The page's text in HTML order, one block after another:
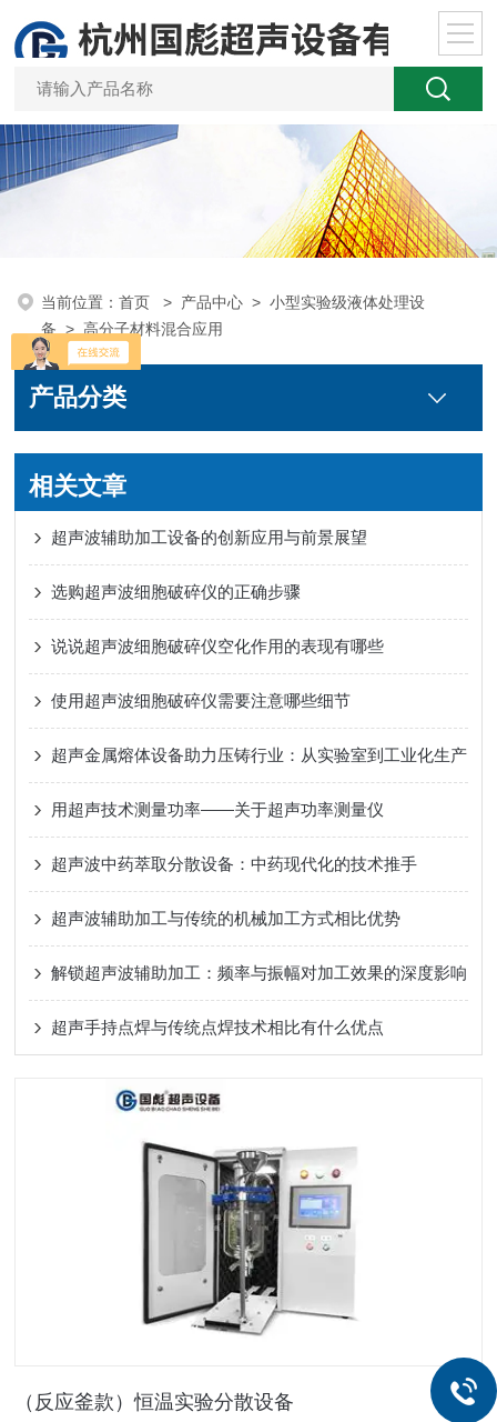
当前位置：首页 > 产品中心 >小型实验级液体处理设
备 >高分子材料混合应用
产品分类
相关文章
超声波辅助加工设备的创新应用与前景展望
选购超声波细胞破碎仪的正确步骤
说说超声波细胞破碎仪空化作用的表现有哪些
使用超声波细胞破碎仪需要注意哪些细节
超声金属熔体设备助力压铸行业：从实验室到工业化生产
用超声技术测量功率——关于超声功率测量仪
超声波中药萃取分散设备：中药现代化的技术推手
超声波辅助加工与传统的机械加工方式相比优势
解锁超声波辅助加工：频率与振幅对加工效果的深度影响
超声手持点焊与传统点焊技术相比有什么优点
（反应釜款）恒温实验分散设备